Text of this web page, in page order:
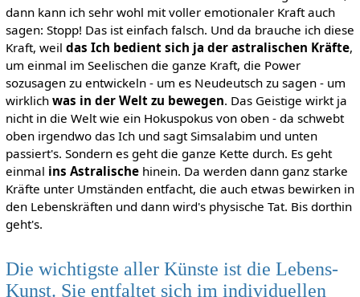
dann kann ich sehr wohl mit voller emotionaler Kraft auch
sagen: Stopp! Das ist einfach falsch. Und da brauche ich diese
Kraft, weil das Ich bedient sich ja der astralischen Kräfte,
um einmal im Seelischen die ganze Kraft, die Power
sozusagen zu entwickeln - um es Neudeutsch zu sagen - um
wirklich was in der Welt zu bewegen. Das Geistige wirkt ja
nicht in die Welt wie ein Hokuspokus von oben - da schwebt
oben irgendwo das Ich und sagt Simsalabim und unten
passiert's. Sondern es geht die ganze Kette durch. Es geht
einmal ins Astralischehinein. Da werden dann ganz starke
Kräfte unter Umständen entfacht, die auch etwas bewirken in
den Lebenskräften und dann wird's physische Tat. Bis dorthin
geht's.
Die wichtigste aller Künste ist die Lebens-
Kunst. Sie entfaltet sich im individuellen